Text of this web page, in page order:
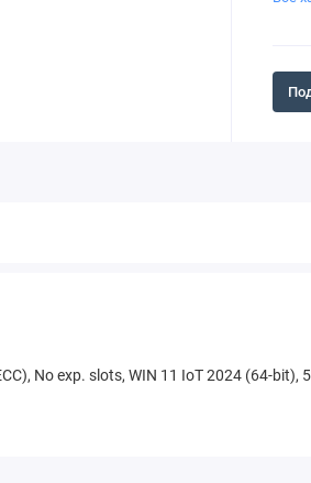
No exp. slots, WIN 11 IoT 2024 (64-bit),